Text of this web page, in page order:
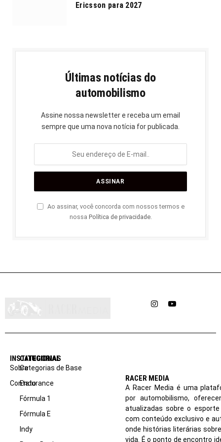
Ericsson para 2027
Últimas notícias do
automobilismo
Assine nossa newsletter e receba um email
sempre que uma nova notícia for publicada.
Ao assinar, você concorda com nossos termos e
nossa Política de privacidade.
InstagramYouTube
INSTITUCIONAL
Sobre
Contato
CATEGORIAS
Categorias de Base
Endurance
Fórmula 1
Fórmula E
Indy
RACER MEDIA
A Racer Media é uma
por automobilismo,
atualizadas sobre o
com conteúdo exclusivo e
onde histórias literárias
vida. É o ponto de encontro